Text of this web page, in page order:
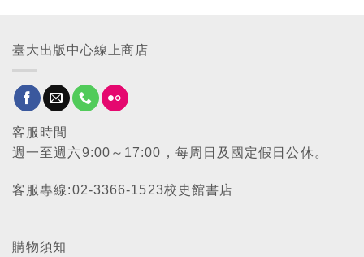
臺大出版中心線上商店
客服時間
週一至週六9:00～17:00，每周日及國定假日公休。
客服專線:02-3366-1523校史館書店
購物須知